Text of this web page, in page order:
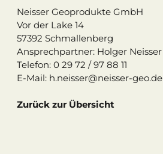
Neisser Geoprodukte GmbH
Vor der Lake 14
57392 Schmallenberg
Ansprechpartner: Holger Neisser
Telefon: 0 29 72 / 97 88 11
E-Mail: h.neisser@neisser-geo.de
Zurück zur Übersicht